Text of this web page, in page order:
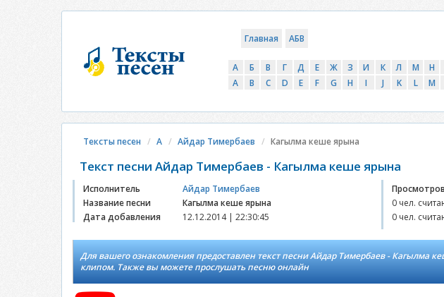
Главная АБВ
А Б В Г Д Е Ж З И К Л М Н
A
B C D E F G H I J K L M
Тексты песен А Айдар Тимербаев Кагылма кеше ярына
Текст песни Айдар Тимербаев - Кагылма кеше ярына
Исполнитель
Айдар Тимербаев
Название песни
Кагылма кеше ярына
Дата добавления
12.12.2014 | 22:30:45
Просмотров
0 чел.
0 чел.
Для вашего ознакомления предоставлен текст песни Айдар Тимербаев - Кагылма
клипом. Также вы можете прослушать песню онлайн